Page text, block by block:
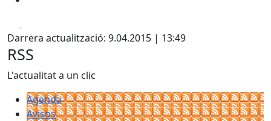
Darrera actualització: 9.04.2015 | 13:49
RSS
L'actualitat a un clic
Agenda
Avisos